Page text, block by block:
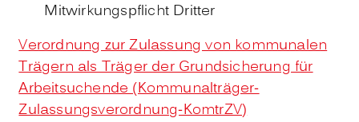
Mitwirkungspflicht Dritter
Verordnung zur Zulassung von kommunalen
Trägern als Träger der Grundsicherung für
Arbeitsuchende (Kommunalträger-
Zulassungsverordnung-KomtrZV)